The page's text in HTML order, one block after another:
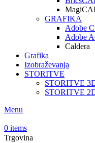
GRAFIKA
Adobe
Adobe
Caldera
Grafika
Izobraževanja
STORITVE
STORITVE
STORITVE
Menu
0 items
Trgovina